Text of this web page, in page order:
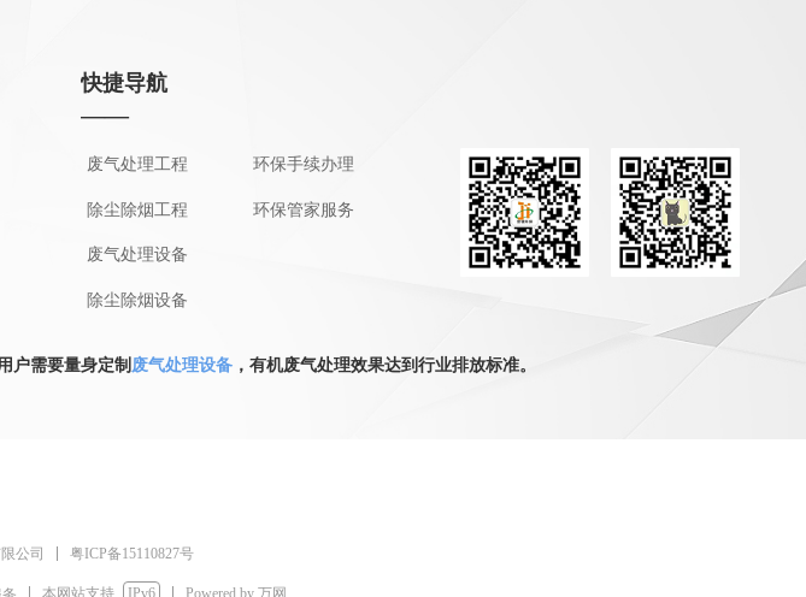
废气处理工程
除尘除烟工程
废气处理设备
除尘除烟设备
快捷导航
——
环保手续办理
环保管家服务
户需要量身定制 废气处理设备 ，有机废气处理效果达到行业排放标准。
公司 粤ICP备15110827号
本网站支持 IPv6 Powered by 万网